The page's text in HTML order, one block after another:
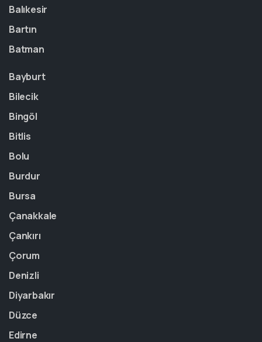
Balıkesir
Bartın
Batman
Bayburt
Bilecik
Bingöl
Bitlis
Bolu
Burdur
Bursa
Çanakkale
Çankırı
Çorum
Denizli
Diyarbakır
Düzce
Edirne